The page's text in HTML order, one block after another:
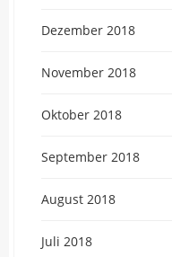
Dezember 2018
November 2018
Oktober 2018
September 2018
August 2018
Juli 2018